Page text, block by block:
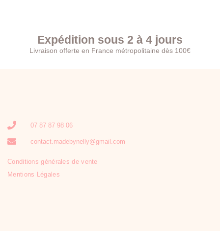
Expédition sous 2 à 4 jours
Livraison offerte en France métropolitaine dès 100€
07 87 87 98 06
contact.madebynelly@gmail.com
Conditions générales de vente
Mentions Légales